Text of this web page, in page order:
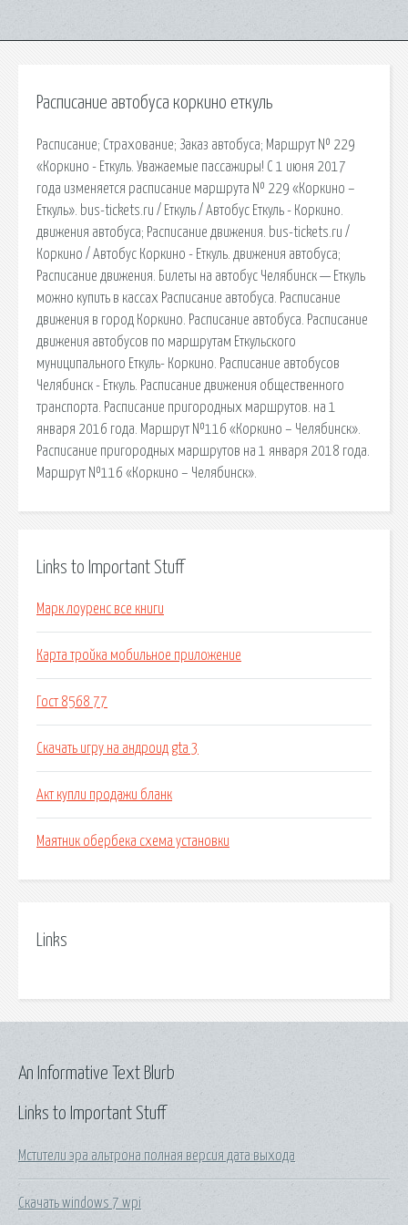
Расписание автобуса коркино еткуль
Расписание; Страхование; Заказ автобуса; Маршрут № 229
«Коркино - Еткуль. Уважаемые пассажиры! С 1 июня 2017
года изменяется расписание маршрута № 229 «Коркино –
Еткуль». bus-tickets.ru / Еткуль / Автобус Еткуль - Коркино.
движения автобуса; Расписание движения. bus-tickets.ru /
Коркино / Автобус Коркино - Еткуль. движения автобуса;
Расписание движения. Билеты на автобус Челябинск — Еткуль
можно купить в кассах Расписание автобуса. Расписание
движения в город Коркино. Расписание автобуса. Расписание
движения автобусов по маршрутам Еткульского
муниципального Еткуль- Коркино. Расписание автобусов
Челябинск - Еткуль. Расписание движения общественного
транспорта. Расписание пригородных маршрутов. на 1
января 2016 года. Маршрут №116 «Коркино – Челябинск».
Расписание пригородных маршрутов на 1 января 2018 года.
Маршрут №116 «Коркино – Челябинск».
Links to Important Stuff
Марк лоуренс все книги
Карта тройка мобильное приложение
Гост 8568 77
Скачать игру на андроид gta 3
Акт купли продажи бланк
Маятник обербека схема установки
Links
Links to Important Stuff
Мстители эра альтрона полная версия дата выхода
Скачать windows 7 wpi
An Informative Text Blurb